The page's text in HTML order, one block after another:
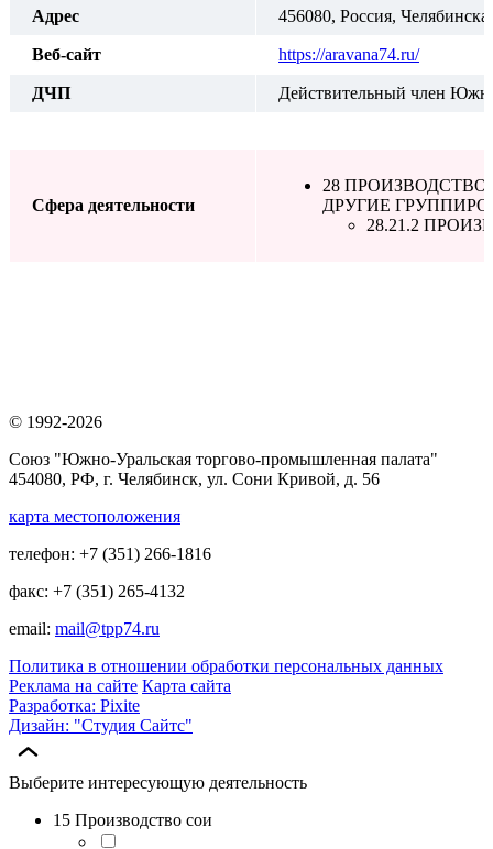
Адрес 456080, Россия,
Веб-сайт https://aravana74.ru/
ДЧП Действительный член
Сфера деятельности
28
ДРУГИЕ
28.21.2
© 1992-2026
Союз "Южно-Уральская торгово-промышленная палата"
454080, РФ, г. Челябинск, ул. Сони Кривой, д. 56
карта местоположения
телефон: +7 (351) 266-1816
факс: +7 (351) 265-4132
email: mail@tpp74.ru
Политика в отношении обработки персональных данных
Реклама на сайте Карта сайта
Разработка: Pixite
Дизайн: "Студия Сайтс"
Выберите интересующую деятельность
15 Производство сои